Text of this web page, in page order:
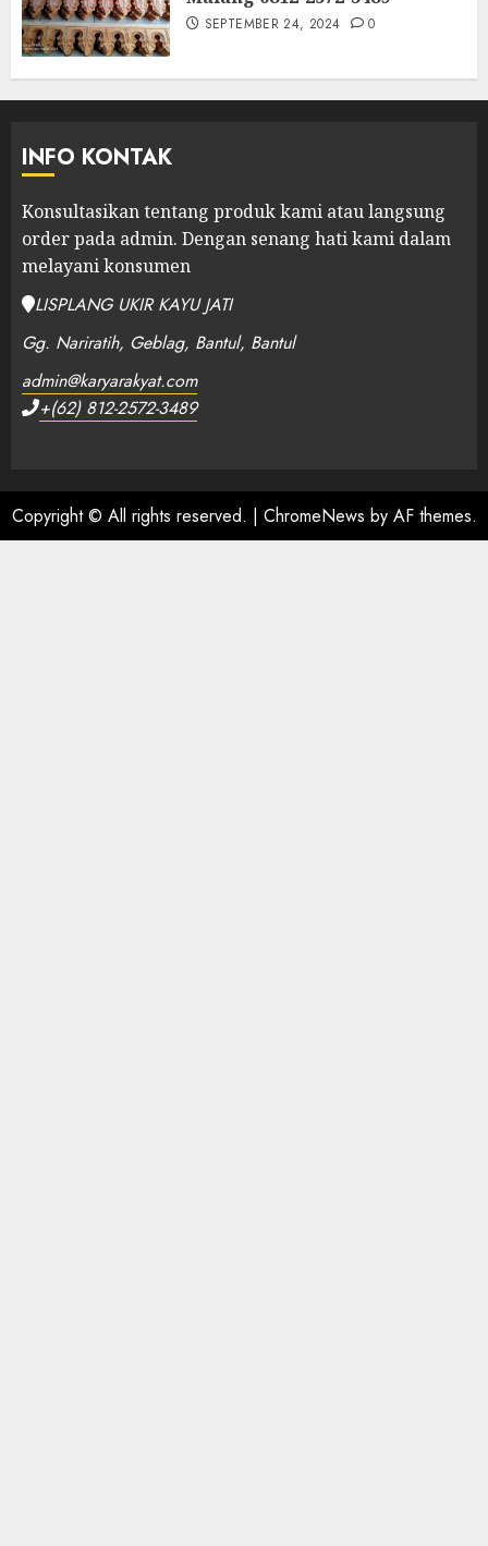
SEPTEMBER 24, 2024 0
INFO KONTAK
Konsultasikan tentang produk kami atau langsung
order pada admin. Dengan senang hati kami dalam
melayani konsumen
LISPLANG UKIR KAYU JATI
Gg. Nariratih, Geblag, Bantul, Bantul
admin@karyarakyat.com
+(62) 812-2572-3489
Copyright © All rights reserved. | ChromeNews by AF themes.